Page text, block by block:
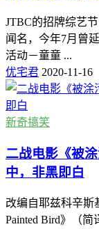
JTBC的招牌综艺
闻名，今年7月曾
活动－童童 ...
优宅君 2020-11-16
新奇搞笑
二战电影《被
中，非黑即白
改编自耶兹科辛斯
Painted Bird》（